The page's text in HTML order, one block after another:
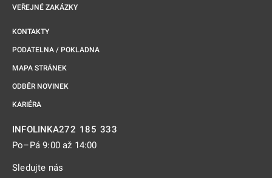
VEŘEJNÉ ZAKÁZKY
KONTAKTY
PODATELNA / POKLADNA
MAPA STRÁNEK
ODBĚR NOVINEK
KARIÉRA
INFOLINKA272 185 333
Po–Pá 9:00 až 14:00
Sledujte nás